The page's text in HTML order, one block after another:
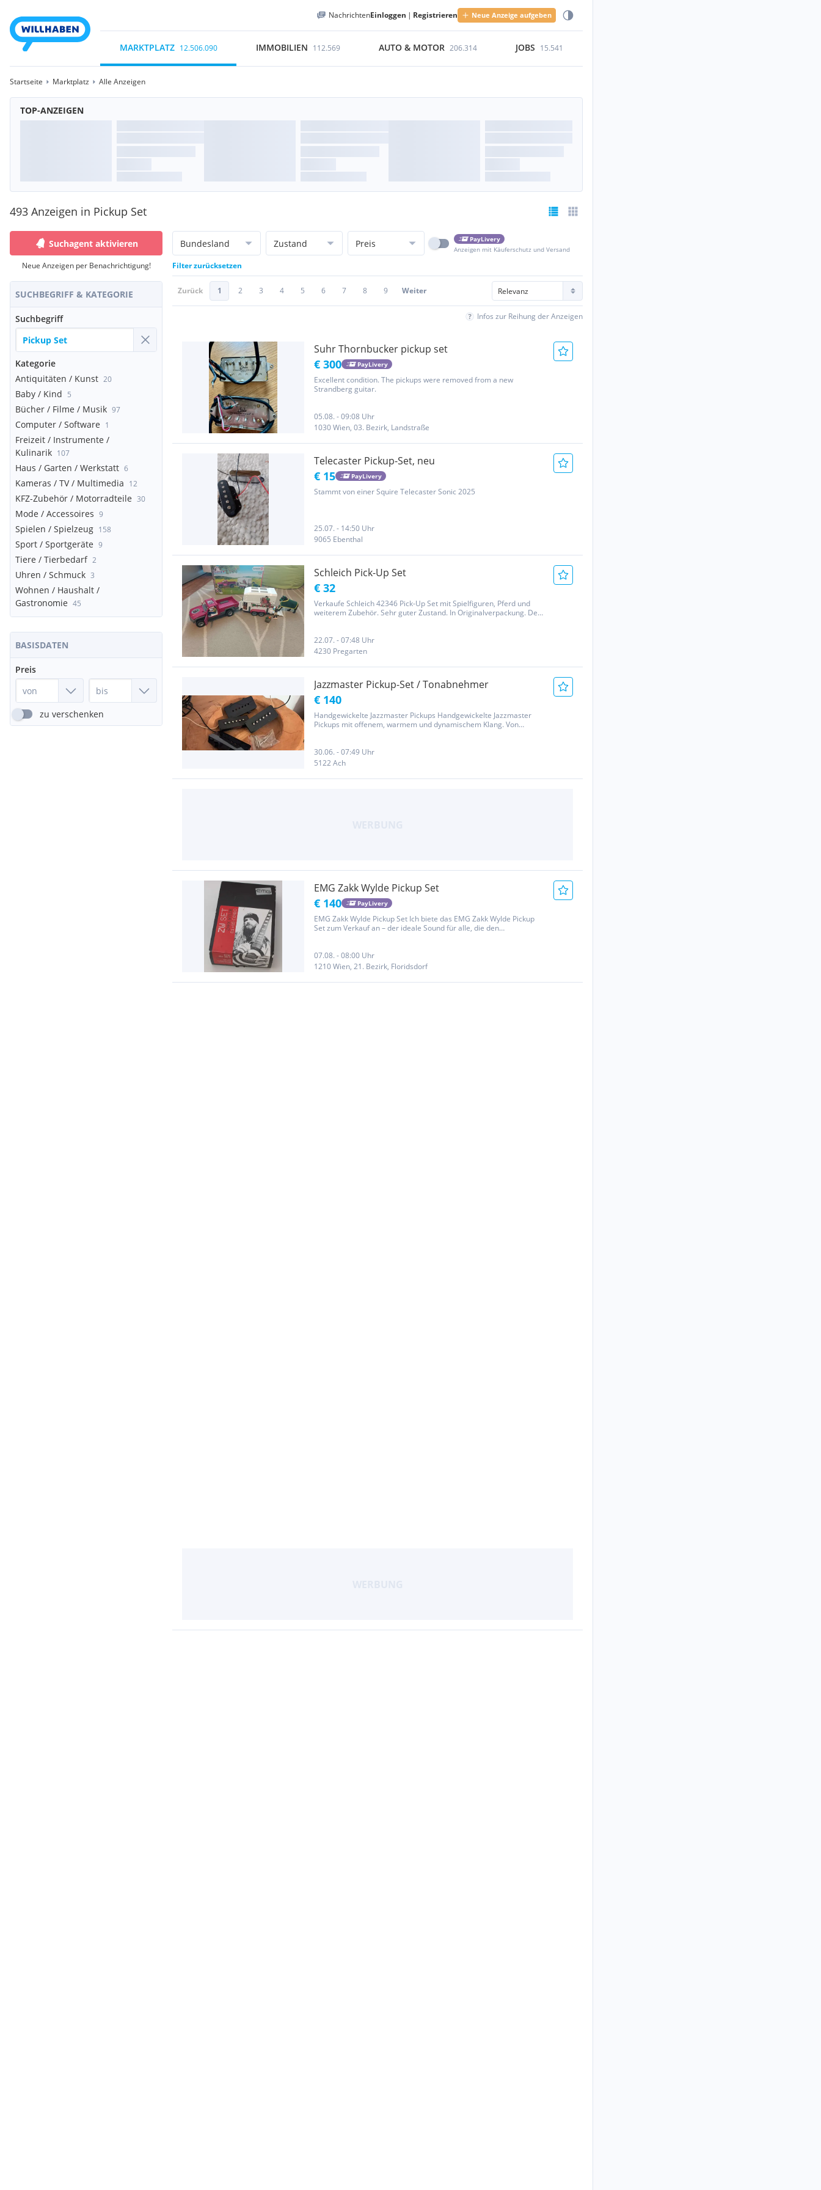
NachrichtenEinloggen | Registrieren Neue Anzeige aufgeben
MARKTPLATZ 12.506.090 IMMOBILIEN 112.569 AUTO & MOTOR 206.314 JOBS 15.541
Startseite Marktplatz Alle Anzeigen
TOP-ANZEIGEN
493 Anzeigen in Pickup Set
Suchagent aktivieren
Neue Anzeigen per Benachrichtigung!
SUCHBEGRIFF & KATEGORIE
Suchbegriff
Kategorie
Antiquitäten / Kunst 20
Baby / Kind 5
Bücher / Filme / Musik 97
Computer / Software 1
Freizeit / Instrumente /
Kulinarik 107
Haus / Garten / Werkstatt 6
Kameras / TV / Multimedia 12
KFZ-Zubehör / Motorradteile 30
Mode / Accessoires 9
Spielen / Spielzeug 158
Sport / Sportgeräte 9
Tiere / Tierbedarf 2
Uhren / Schmuck 3
Wohnen / Haushalt /
Gastronomie 45
BASISDATEN
Preis
zu verschenken
Bundesland Zustand Preis
PayLivery
Anzeigen mit Käuferschutz und Versand
Filter zurücksetzen
Zurück 1 2 3 4 5 6 7 8 9 Weiter
Infos zur Reihung der Anzeigen
Suhr Thornbucker pickup set
€ 300 PayLivery
Excellent condition. The pickups were removed from a new
Strandberg guitar.
05.08. - 09:08 Uhr
1030 Wien, 03. Bezirk, Landstraße
Telecaster Pickup-Set, neu
€ 15 PayLivery
Stammt von einer Squire Telecaster Sonic 2025
25.07. - 14:50 Uhr
9065 Ebenthal
Schleich Pick-Up Set
€ 32
Verkaufe Schleich 42346 Pick-Up Set mit Spielfiguren, Pferd und
weiterem Zubehör. Sehr guter Zustand. In Originalverpackung. Der
22.07. - 07:48 Uhr
4230 Pregarten
Jazzmaster Pickup-Set / Tonabnehmer
€ 140
Handgewickelte Jazzmaster Pickups Handgewickelte Jazzmaster
Pickups mit offenem, warmem und dynamischem Klang. Von
30.06. - 07:49 Uhr
5122 Ach
EMG Zakk Wylde Pickup Set
€ 140 PayLivery
EMG Zakk Wylde Pickup Set Ich biete das EMG Zakk Wylde Pickup
Set zum Verkauf an – der ideale Sound für alle, die den
Zakk Wylde...
07.08. - 08:00 Uhr
1210 Wien, 21. Bezirk, Floridsdorf